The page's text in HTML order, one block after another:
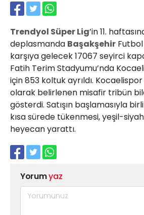
Trendyol Süper Lig’in 11.
deplasmanda Başakşehir Futbol
karşıya gelecek 17067 seyirci
Fatih Terim Stadyumu’nda
için 853 koltuk ayrıldı.
olarak belirlenen misafir tribün
gösterdi. Satışın başlamasıyla
kısa sürede tükenmesi, yeşil-
heyecan yarattı.
Yorumyaz